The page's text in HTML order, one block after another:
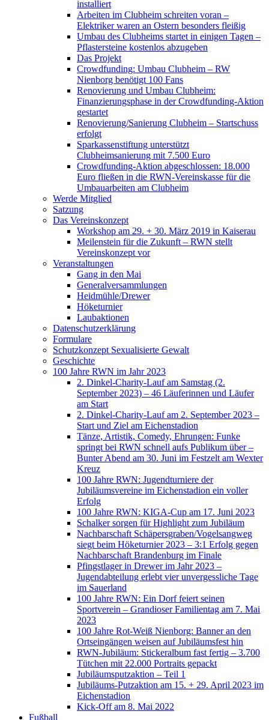
installiert
Arbeiten im Clubheim schreiten voran –
Elektriker waren an Ostern besonders fleißig
Umbau des Clubheims startet in einigen Tagen –
Pflastersteine kostenlos abzugeben
Das Projekt
Crowdfunding: Umbau Clubheim – RW
Nienborg benötigt 100 Fans
Renovierung und Umbau Clubheim:
Finanzierungsphase in der Crowdfunding-Aktion
gestartet
Renovierung/Sanierung Clubheim – Startschuss
erfolgt
Sparkassenstiftung unterstützt
Clubheimsanierung mit 7.500 Euro
Crowdfunding-Aktion abgeschlossen: 18.000
Euro fließen in die RWN-Vereinskasse für die
Umbauarbeiten am Clubheim
Werde Mitglied
Satzung
Das Vereinskonzept
Workshop am 29. + 30. März 2019 in Kaiserau
Meilenstein für die Zukunft – RWN stellt
Vereinskonzept vor
Veranstaltungen
Gang in den Mai
Generalversammlungen
Heidmühle/Drewer
Höketurnier
Laubaktionen
Datenschutzerklärung
Formulare
Schutzkonzept Sexualisierte Gewalt
Geschichte
100 Jahre RWN im Jahr 2023
2. Dinkel-Charity-Lauf am Samstag (2.
September 2023) – 46 Läuferinnen und Läufer
am Start
2. Dinkel-Charity-Lauf am 2. September 2023 –
Start und Ziel am Eichenstadion
Tänze, Artistik, Comedy, Ehrungen: Funke
springt bei RWN schnell aufs Publikum über –
Bunter Abend am 30. Juni im Festzelt am Wexter
Kreuz
100 Jahre RWN: Jugendturniere der
Jubiläumsvereine im Eichenstadion ein voller
Erfolg
100 Jahre RWN: KIGA-Cup am 17. Juni 2023
Schalker sorgen für Highlight zum Jubiläum
Nachbarschaft Schäpersgraben/Vogelsangweg
siegt beim Höketurnier 2023 – 3:1 Erfolg gegen
Nachbarschaft Brandenburg im Finale
Pfingstlager in Drewer im Jahr 2023 –
Jugendabteilung erlebt vier unvergessliche Tage
im Sauerland
100 Jahre RWN: Ein Dorf feiert seinen
Sportverein – Grandioser Familientag am 7. Mai
2023
100 Jahre Rot-Weiß Nienborg: Banner an den
Ortseingängen weisen auf Jubiläumsfest hin
RWN-Jubiläum: Stickeralbum fast fertig – 3.700
Tütchen mit 22.000 Portraits gepackt
Jubiläumsputzaktion – Teil 1
Jubiläums-Putzaktion am 15. + 29. April 2023 im
Eichenstadion
Kick-Off am 8. Mai 2022
Fußball